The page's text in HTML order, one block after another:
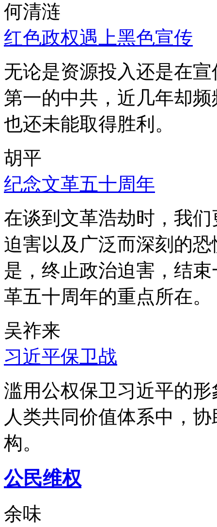
何清涟
红色政权遇上黑色宣传
无论是资源投入还是在
第一的中共，近几年却
也还未能取得胜利。
胡平
纪念文革五十周年
在谈到文革浩劫时，我
迫害以及广泛而深刻的
是，终止政治迫害，结
革五十周年的重点所在。
吴祚来
习近平保卫战
滥用公权保卫习近平的
人类共同价值体系中，
构。
公民维权
余味